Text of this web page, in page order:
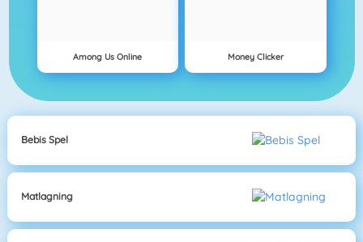
Among Us Online Money Clicker
Bebis Spel
Matlagning